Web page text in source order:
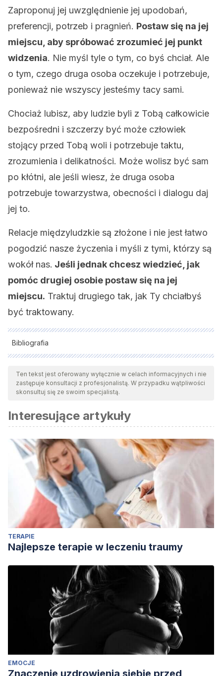
Zaproponuj jej uwzględnienie jej upodobań,
preferencji, potrzeb i pragnień. Postaw się na jej
miejscu, aby spróbować zrozumieć jej punkt
widzenia. Nie myśl tyle o tym, co byś chciał. Ale
o tym, czego druga osoba oczekuje i potrzebuje,
ponieważ nie wszyscy jesteśmy tacy sami.
Chociaż lubisz, aby ludzie byli z Tobą całkowicie
bezpośredni i szczerzy być może człowiek
stojący przed Tobą woli i potrzebuje taktu,
zrozumienia i delikatności. Może wolisz być sam
po kłótni, ale jeśli wiesz, że druga osoba
potrzebuje towarzystwa, obecności i dialogu daj
jej to.
Relacje międzyludzkie są złożone i nie jest łatwo
pogodzić nasze życzenia i myśli z tymi, którzy są
wokół nas. Jeśli jednak chcesz wiedzieć, jak
pomóc drugiej osobie postaw się na jej
miejscu. Traktuj drugiego tak, jak Ty chciałbyś
być traktowany.
Bibliografia
Wszystkie cytowane źródła zostały gruntownie
przeanalizowane przez nasz zespół w celu zapewnienia ich
jakości, wiarygodności, aktualności i ważności. Bibliografia
względem naukowym lub akademickim.
Moya-Albiol, L., Herrero, N., & Bernal, M. C. (2010). Bases
neuronales de la empatía.
Rev Neurol,50(2), 89-100.
Singer, T., & Klimecki, O. M. (2014). Empathy and
compassion.Current Biology (18), R875-R878.
Ten tekst jest oferowany wyłącznie w celach informacyjnych i nie
zastępuje konsultacji z profesjonalistą. W przypadku wątpliwości
skonsultuj się ze swoim specjalistą.
Interesujące artykuły
TERAPIE
Najlepsze terapie w leczeniu traumy
EMOCJE
Znaczenie uzdrowienia siebie przed